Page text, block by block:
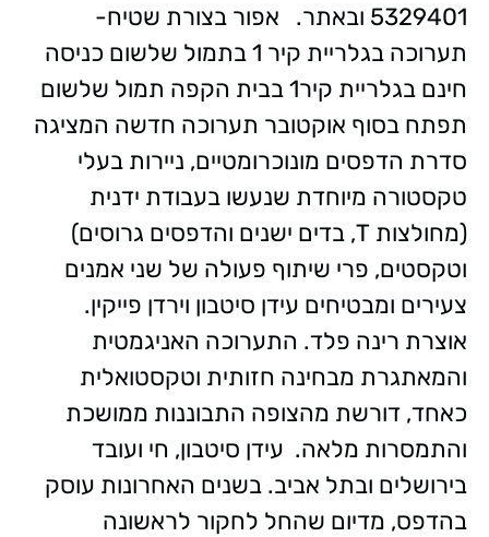
5329401 ובאתר. אפור בצורת שטיח-
תערוכה בגלריית קיר 1 בתמול שלשום כניסה
חינם בגלריית קיר1 בבית הקפה תמול שלשום
תפתח בסוף אוקטובר תערוכה חדשה המציגה
סדרת הדפסים מונוכרומטיים, ניירות בעלי
טקסטורה מיוחדת שנעשו בעבודת ידנית
(מחולצות T, בדים ישנים והדפסים גרוסים)
וטקסטים, פרי שיתוף פעולה של שני אמנים
צעירים ומבטיחים עידן סיטבון וירדן פייקין.
אוצרת רינה פלד. התערוכה האניגמטית
והמאתגרת מבחינה חזותית וטקסטואלית
כאחד, דורשת מהצופה התבוננות ממושכת
והתמסרות מלאה. עידן סיטבון, חי ועובד
בירושלים ובתל אביב. בשנים האחרונות עוסק
בהדפס, מדיום שהחל לחקור לראשונה